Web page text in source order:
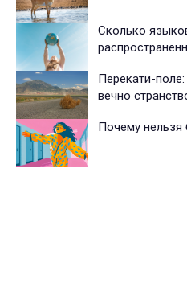
Сколько
Перекати-поле:
вечно
Почему нельзя